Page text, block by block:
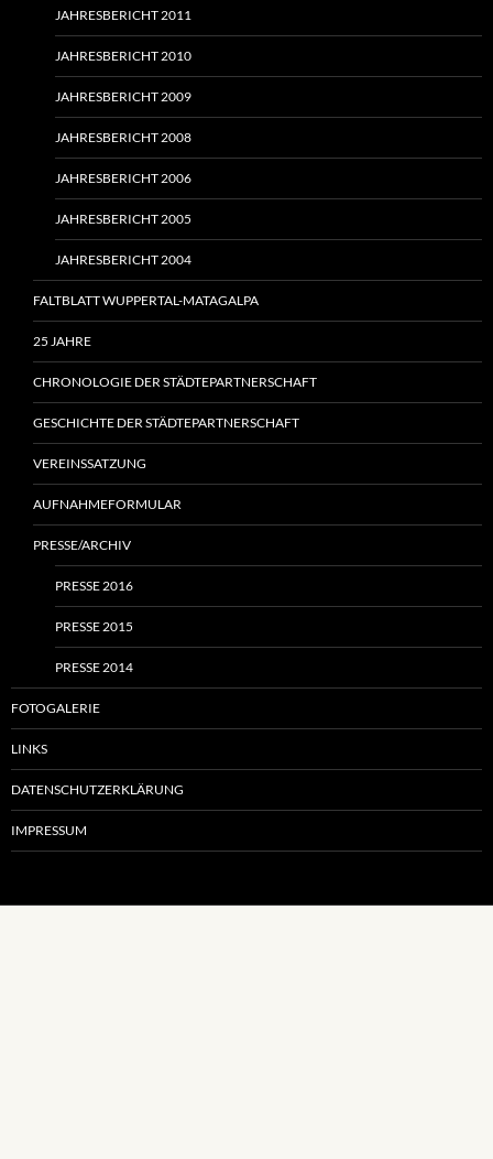
JAHRESBERICHT 2011
JAHRESBERICHT 2010
JAHRESBERICHT 2009
JAHRESBERICHT 2008
JAHRESBERICHT 2006
JAHRESBERICHT 2005
JAHRESBERICHT 2004
FALTBLATT WUPPERTAL-MATAGALPA
25 JAHRE
CHRONOLOGIE DER STÄDTEPARTNERSCHAFT
GESCHICHTE DER STÄDTEPARTNERSCHAFT
VEREINSSATZUNG
AUFNAHMEFORMULAR
PRESSE/ARCHIV
PRESSE 2016
PRESSE 2015
PRESSE 2014
FOTOGALERIE
LINKS
DATENSCHUTZERKLÄRUNG
IMPRESSUM